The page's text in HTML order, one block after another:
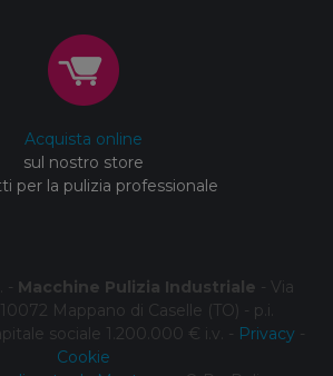
Acquista online
sul nostro store
per la pulizia professionale
- Macchine Pulizia Industriale - Via
Mappano di Caselle (TO) - p.i.
sociale 1.200.000 € i.v. - Privacy -
Cookie